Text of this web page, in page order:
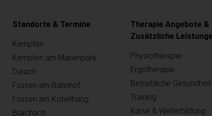
Standorte & Termine
Kempten
Kempten am Marienpark
Durach
Füssen am Bahnhof
Füssen am Kobelhang
Blaichach
Therapie Angebote &
Zusätzliche
Physiotherapie
Ergotherapie
Betriebliche Gesundheit
Training
Kurse & Weiterbildung